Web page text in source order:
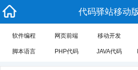
代码驿站移动
软件编程 网页前端 移动开发
脚本语言 PHP代码 JAVA代码